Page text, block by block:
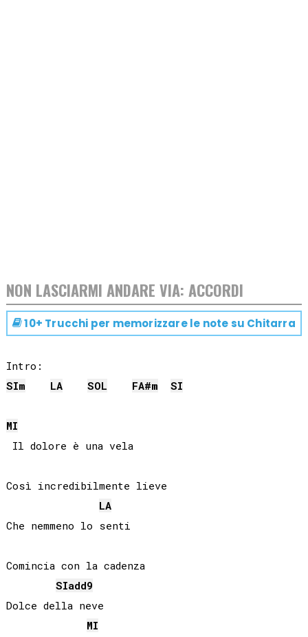
NON LASCIARMI ANDARE VIA: ACCORDI
10+ Trucchi per memorizzare le note su Chitarra
SIm LA SOL FA#m SI
MI
Il dolore è una vela
Così incredibilmente lieve
LA
Che nemmeno lo senti
Comincia con la cadenza
SIadd9
Dolce della neve
MI